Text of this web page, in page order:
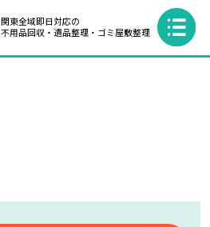
関東全域即日対応の
不用品回収・遺品整理・ゴミ屋敷整理